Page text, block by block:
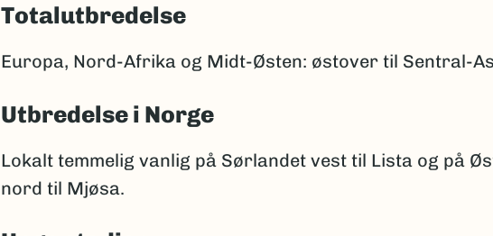
Totalutbredelse
Europa, Nord-Afrika og Midt-Østen: østover til Sentral-
Utbredelse i Norge
Lokalt temmelig vanlig på Sørlandet vest til Lista og på
nord til Mjøsa.